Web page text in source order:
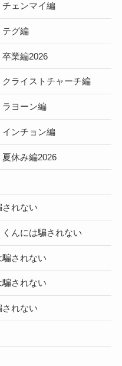
ェンマイ編
テグ編
業編2026
ライストチャーチ編
ヨーン編
ンチョン編
休み編2026
れない
んには騙されない
されない
騙されない
れない